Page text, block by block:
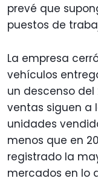
prevé que
puestos de
La empresa
vehículos
un descenso del
ventas siguen a
unidades
menos que en
registrado la
mercados en lo